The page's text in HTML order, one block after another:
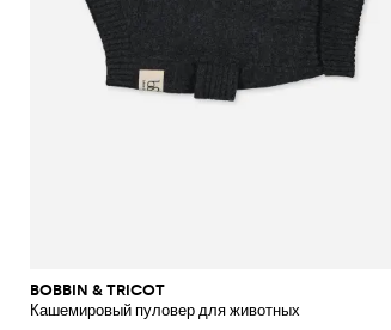
BOBBIN & TRICOT
Кашемировый пуловер для животных